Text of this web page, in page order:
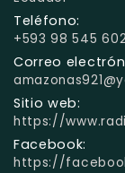
Teléfono:
+593 98 545
Correo
Sitio web:
https://
Facebook:
https://